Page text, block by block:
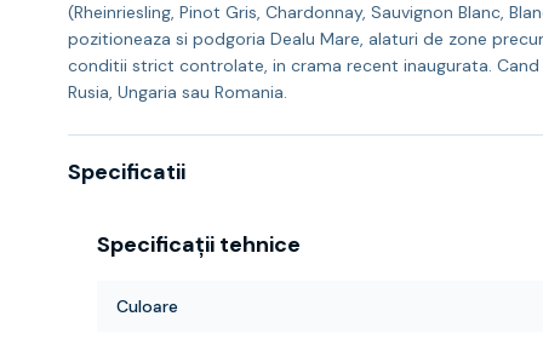
(Rheinriesling, Pinot Gris, Chardonnay, Sauvignon Blanc,
pozitioneaza si podgoria Dealu Mare, alaturi de zone
conditii strict controlate, in crama recent inaugurata.
Rusia, Ungaria sau Romania.
Specificatii
Specificații tehnice
Culoare